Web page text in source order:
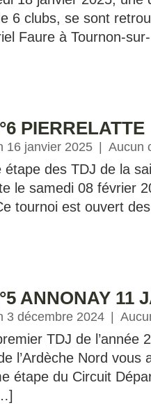
6 clubs, se sont
Faure à Tournon-
PIERRELATTE
16 janvier 2025 Aucun
étape des TDJ de la
le samedi 08 février
tournoi est ouvert
ANNONAY 11
3 décembre 2024
TDJ de l’année
l’Ardèche Nord vous
étape du Circuit